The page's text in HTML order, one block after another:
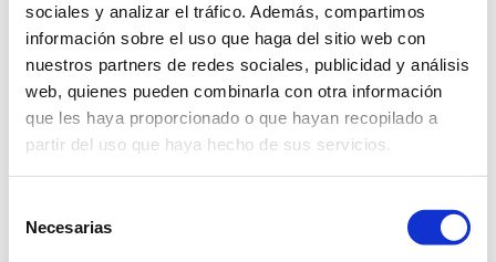
sociales y analizar el tráfico. Además, compartimos
información sobre el uso que haga del sitio web con
nuestros partners de redes sociales, publicidad y análisis
web, quienes pueden combinarla con otra información
que les haya proporcionado o que hayan recopilado a
partir del uso que haya hecho de sus servicios.
Necesarias